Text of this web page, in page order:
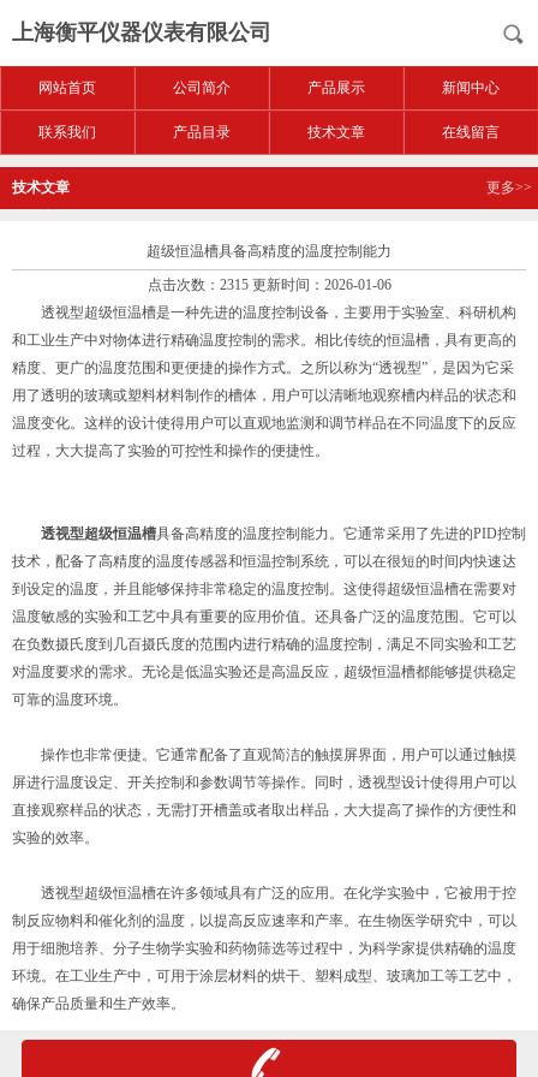
上海衡平仪器仪表有限公司
网站首页 公司简介 产品展示 新闻中心
联系我们 产品目录 技术文章 在线留言
技术文章 更多>>
超级恒温槽具备高精度的温度控制能力
点击次数：2315 更新时间：2026-01-06
透视型超级恒温槽是一种先进的温度控制设备，主要用于实验室、科研机构
和工业生产中对物体进行精确温度控制的需求。相比传统的恒温槽，具有更高的
精度、更广的温度范围和更便捷的操作方式。之所以称为“透视型”，是因为它采
用了透明的玻璃或塑料材料制作的槽体，用户可以清晰地观察槽内样品的状态和
温度变化。这样的设计使得用户可以直观地监测和调节样品在不同温度下的反应
过程，大大提高了实验的可控性和操作的便捷性。
透视型超级恒温槽具备高精度的温度控制能力。它通常采用了先进的PID控制
技术，配备了高精度的温度传感器和恒温控制系统，可以在很短的时间内快速达
到设定的温度，并且能够保持非常稳定的温度控制。这使得超级恒温槽在需要对
温度敏感的实验和工艺中具有重要的应用价值。还具备广泛的温度范围。它可以
在负数摄氏度到几百摄氏度的范围内进行精确的温度控制，满足不同实验和工艺
对温度要求的需求。无论是低温实验还是高温反应，超级恒温槽都能够提供稳定
可靠的温度环境。
操作也非常便捷。它通常配备了直观简洁的触摸屏界面，用户可以通过触摸
屏进行温度设定、开关控制和参数调节等操作。同时，透视型设计使得用户可以
直接观察样品的状态，无需打开槽盖或者取出样品，大大提高了操作的方便性和
实验的效率。
透视型超级恒温槽在许多领域具有广泛的应用。在化学实验中，它被用于控
制反应物料和催化剂的温度，以提高反应速率和产率。在生物医学研究中，可以
用于细胞培养、分子生物学实验和药物筛选等过程中，为科学家提供精确的温度
环境。在工业生产中，可用于涂层材料的烘干、塑料成型、玻璃加工等工艺中，
确保产品质量和生产效率。